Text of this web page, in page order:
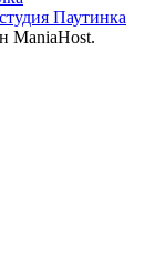
ManiaHost.